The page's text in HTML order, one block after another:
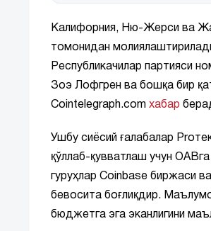
Калифорния, Ню-Жерси ва
томонидан
Республикачилар партияси
Зоэ Лофгрен ва бошқа бир
Cointelegraph.com хабар
Ушбу сиёсий ғалабалар
қўллаб-қувватлаш учун
гуруҳлар Coinbase биржаси
бевосита боғлиқдир.
бюджетга эга эканлигини